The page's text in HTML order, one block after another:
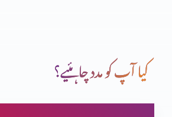
دعا (حصہ اول)
کیا آپ کو مدد چاہئیے؟